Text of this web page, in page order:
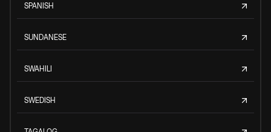
SPANISH
SUNDANESE
SWAHILI
SWEDISH